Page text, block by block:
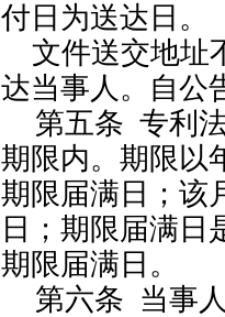
付日为送达日。
文件送交地址
达当事人。自公
第五条 专利
期限内。期限以
期限届满日；该
日；期限届满日
期限届满日。
第六条 当事